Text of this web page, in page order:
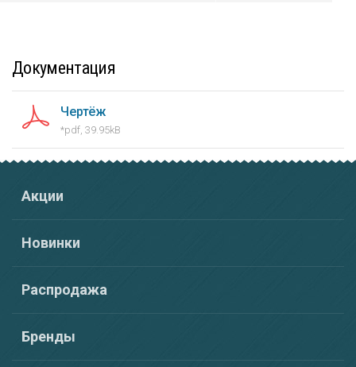
Документация
Чертёж
*pdf, 39.95kB
Акции
Новинки
Распродажа
Бренды